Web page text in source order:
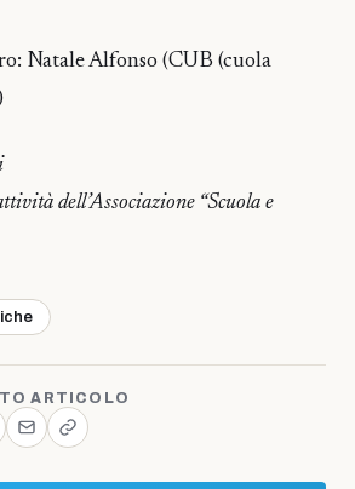
Natale Alfonso (CUB (cuola
dell’Associazione “Scuola e
ARTICOLO